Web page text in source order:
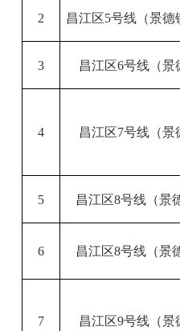
2 昌江区5号线（景德
3 昌江区6号线（景
4 昌江区7号线（景
5 昌江区8号线（景
6 昌江区8号线（景
7 昌江区9号线（景